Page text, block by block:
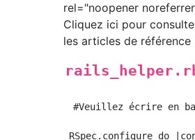
rel="noopener
Cliquez ici pour
les articles de référence
#Veuillez écrire en
RSpec.configure do